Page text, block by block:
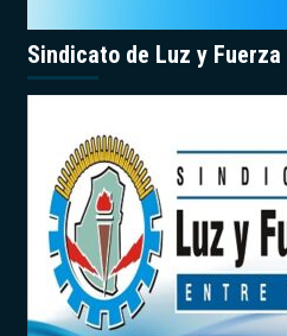
Sindicato de Luz y Fuerza